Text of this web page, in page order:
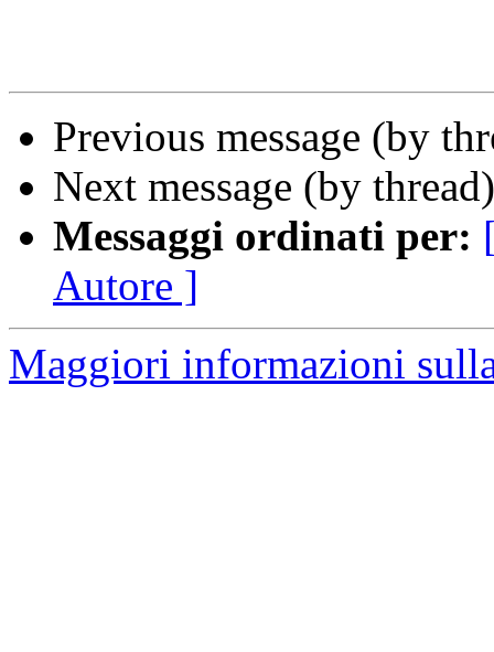
Previous message (by
Next message (by
Messaggi ordinati per:
Autore ]
Maggiori informazioni